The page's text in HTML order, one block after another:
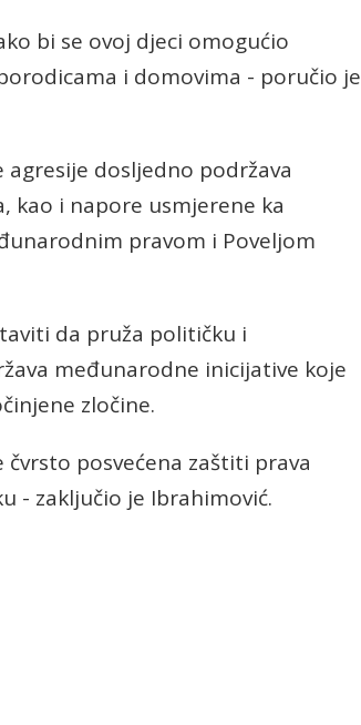
bi se ovoj djeci omogućio
i domovima - poručio je
dosljedno podržava
i napore usmjerene ka
pravom i Poveljom
da pruža političku i
međunarodne inicijative koje
zločine.
čvrsto posvećena zaštiti prava
- zaključio je Ibrahimović.